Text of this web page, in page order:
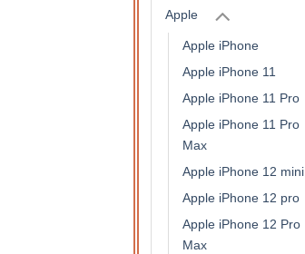
Apple
Apple iPhone
Apple iPhone 11
Apple iPhone 11 Pro
Apple iPhone 11 Pro
Max
Apple iPhone 12 mini
Apple iPhone 12 pro
Apple iPhone 12 Pro
Max